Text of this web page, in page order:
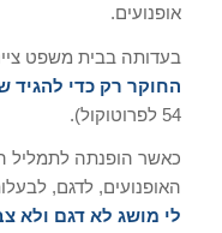
אופנועים.
בעדותה בבית משפט
החוקר רק כדי להגיד
54 לפרוטוקול).
כאשר הופנתה לתמליל
האופנועים, לדגם,
לי מושג לא דגם ולא